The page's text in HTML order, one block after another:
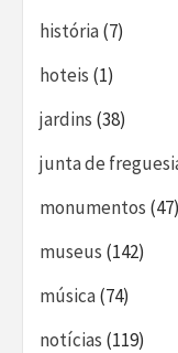
história(7)
hoteis (1)
jardins (38)
junta de
monumentos (47)
museus (142)
música(74)
notícias (119)